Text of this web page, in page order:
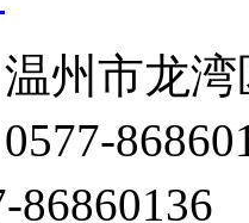
州市龙
86860136